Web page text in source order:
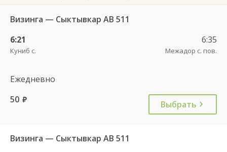
Визинга — Сыктывкар АВ 511
6:21
Куниб с.
6:35
Межадор с. пов.
Ежедневно
50 руб. Выбрать
Визинга — Сыктывкар АВ 511